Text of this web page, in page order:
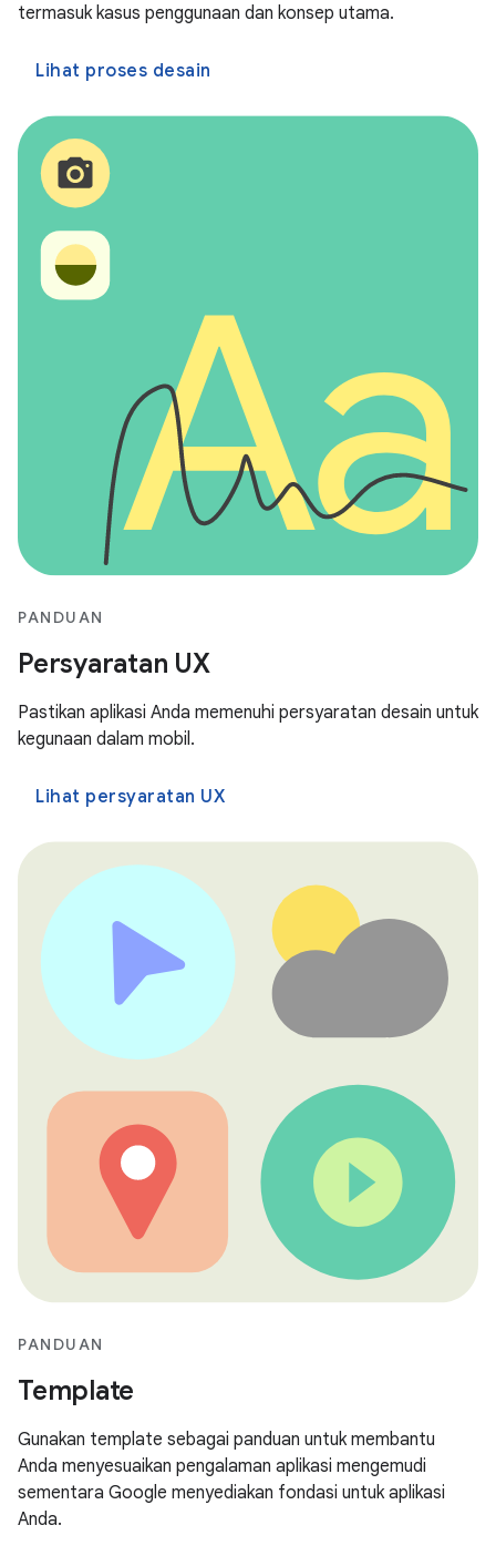
termasuk kasus penggunaan dan konsep utama.
Lihat proses desain
PANDUAN
Persyaratan UX
Pastikan aplikasi Anda memenuhi persyaratan desain untuk
kegunaan dalam mobil.
Lihat persyaratan UX
PANDUAN
Template
Gunakan template sebagai panduan untuk membantu
Anda menyesuaikan pengalaman aplikasi mengemudi
sementara Google menyediakan fondasi untuk aplikasi
Anda.